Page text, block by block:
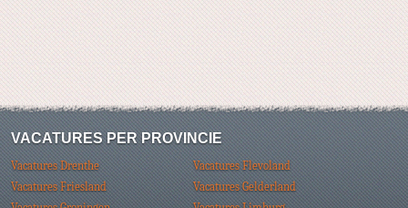
VACATURES PER PROVINCIE
Vacatures Drenthe
Vacatures Flevoland
Vacatures Friesland
Vacatures Gelderland